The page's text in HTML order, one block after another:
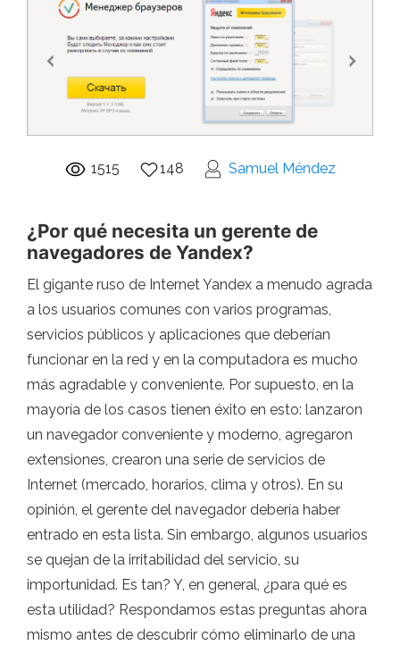
1515 148 Samuel Méndez
¿Por qué necesita un gerente de
navegadores de Yandex?
El gigante ruso de Internet Yandex a menudo agrada
a los usuarios comunes con varios programas,
servicios públicos y aplicaciones que deberían
funcionar en la red y en la computadora es mucho
más agradable y conveniente. Por supuesto, en la
mayoría de los casos tienen éxito en esto: lanzaron
un navegador conveniente y moderno, agregaron
extensiones, crearon una serie de servicios de
Internet (mercado, horarios, clima y otros). En su
opinión, el gerente del navegador debería haber
entrado en esta lista. Sin embargo, algunos usuarios
se quejan de la irritabilidad del servicio, su
importunidad. Es tan? Y, en general, ¿para qué es
esta utilidad? Respondamos estas preguntas ahora
mismo antes de descubrir cómo eliminarlo de una